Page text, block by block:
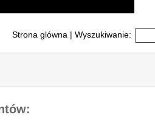
Strona glówna | Wyszukiwanie: